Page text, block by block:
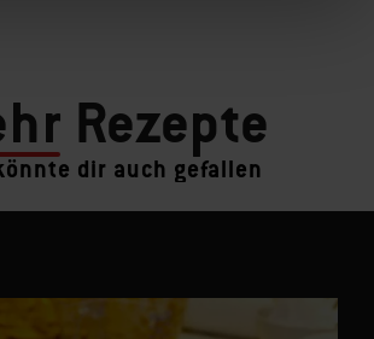
Rezepte
dir auch gefallen